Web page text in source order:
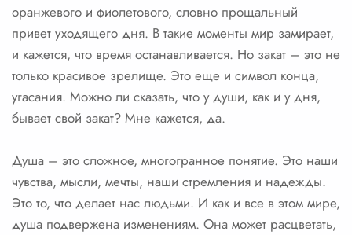
оранжевого и фиолетового, словно прощальный
привет уходящего дня. В такие моменты мир замирает,
и кажется, что время останавливается. Но закат – это не
только красивое зрелище. Это еще и символ конца,
угасания. Можно ли сказать, что у души, как и у дня,
бывает свой закат? Мне кажется, да.
Душа – это сложное, многогранное понятие. Это наши
чувства, мысли, мечты, наши стремления и надежды.
Это то, что делает нас людьми. И как и все в этом мире,
душа подвержена изменениям. Она может расцветать,